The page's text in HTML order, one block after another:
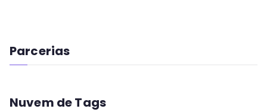
Parcerias
Nuvem de Tags